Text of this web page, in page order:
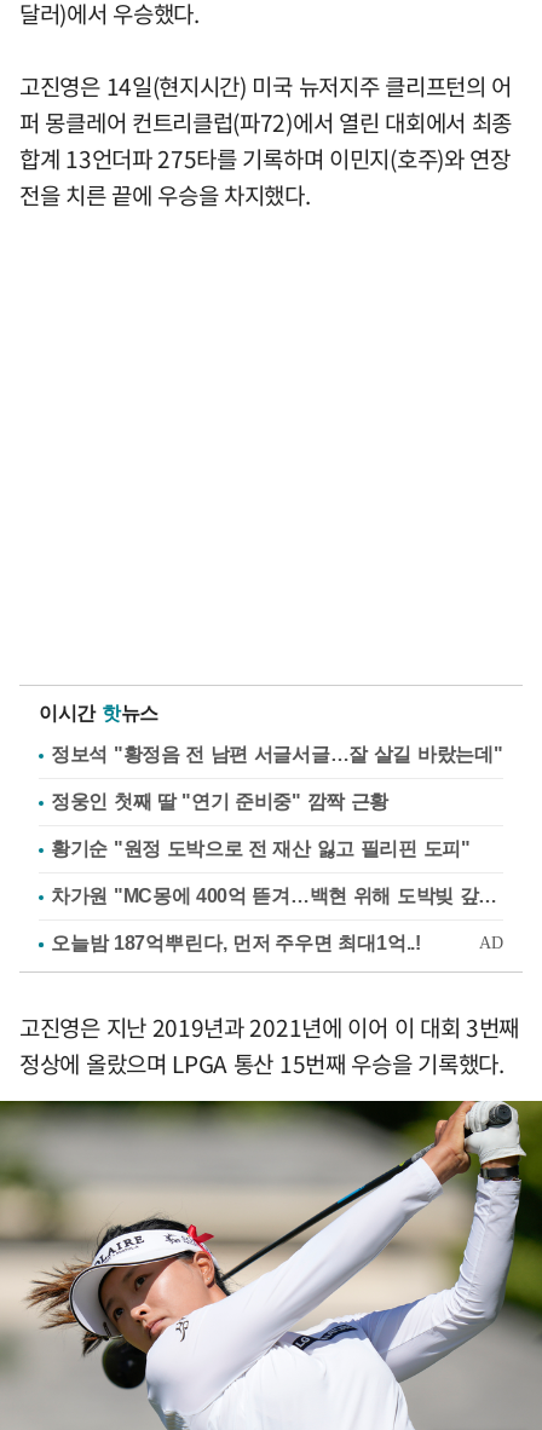
달러)에서 우승했다.
고진영은 14일(현지시간) 미국 뉴저지주 클리프턴의 어
퍼 몽클레어 컨트리클럽(파72)에서 열린 대회에서 최종
합계 13언더파 275타를 기록하며 이민지(호주)와 연장
전을 치른 끝에 우승을 차지했다.
이시간 핫뉴스
정보석 "황정음 전 남편 서글서글…잘 살길 바랐는데"
정웅인 첫째 딸 "연기 준비중" 깜짝 근황
황기순 "원정 도박으로 전 재산 잃고 필리핀 도피"
차가원 "MC몽에 400억 뜯겨…백현 위해 도박빚 갚아줘"
고진영은 지난 2019년과 2021년에 이어 이 대회 3번째
정상에 올랐으며 LPGA 통산 15번째 우승을 기록했다.